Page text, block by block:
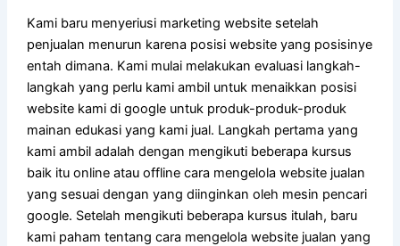
Kami baru menyeriusi marketing website setelah
penjualan menurun karena posisi website yang posisinye
entah dimana. Kami mulai melakukan evaluasi langkah-
langkah yang perlu kami ambil untuk menaikkan posisi
website kami di google untuk produk-produk-produk
mainan edukasi yang kami jual. Langkah pertama yang
kami ambil adalah dengan mengikuti beberapa kursus
baik itu online atau offline cara mengelola website jualan
yang sesuai dengan yang diinginkan oleh mesin pencari
google. Setelah mengikuti beberapa kursus itulah, baru
kami paham tentang cara mengelola website jualan yang